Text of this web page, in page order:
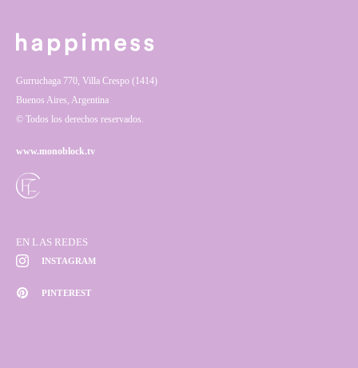
Gurruchaga 770, Villa Crespo (1414)
Buenos Aires, Argentina
© Todos los derechos reservados.
www.monoblock.tv
EN LAS REDES
INSTAGRAM
PINTEREST